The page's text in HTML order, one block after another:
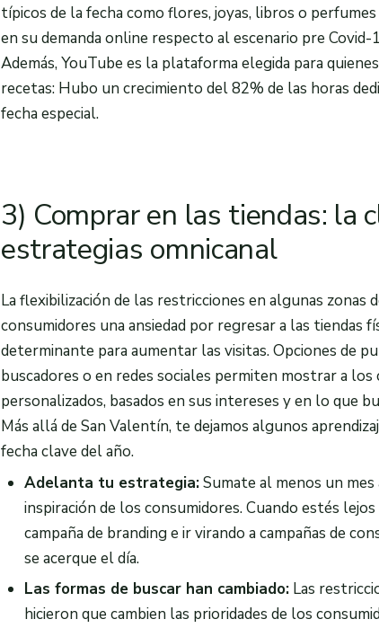
típicos de la fecha como flores, joyas, libros o
en su demanda online respecto al escenario pre Covid-
Además, YouTube es la plataforma elegida para
recetas: Hubo un crecimiento del 82% de las horas
fecha especial.
3) Comprar en las tiendas: la
estrategias omnicanal
La flexibilización de las restricciones en algunas zonas
consumidores una ansiedad por regresar a las tiendas
determinante para aumentar las visitas. Opciones de
buscadores o en redes sociales permiten mostrar a
personalizados, basados en sus intereses y en lo que
Más allá de San Valentín, te dejamos algunos
fecha clave del año.
Adelanta tu estrategia:Sumate al menos un mes
inspiración de los consumidores. Cuando estés
campaña de branding e ir virando a campañas de
se acerque el día.
Las formas de buscar han cambiado:Las
hicieron que cambien las prioridades de los